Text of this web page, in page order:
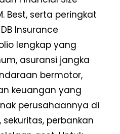
Best, serta peringkat
Insurance
lengkap yang
asuransi jangka
bermotor,
keuangan yang
perusahaannya di
perbankan